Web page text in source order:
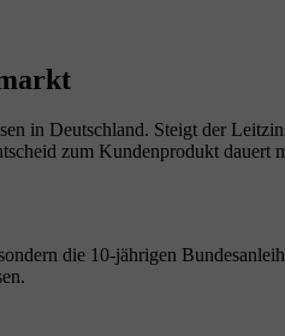
in Deutschland. Steigt der
zum Kundenprodukt dauert
die 10-jährigen